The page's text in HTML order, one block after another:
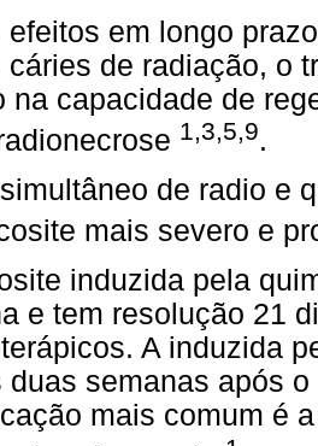
efeitos em longo
cáries de radiação, o
na capacidade de
1,3,5,9.
de radio e
mais severo e
induzida pela
e tem resolução 21
A induzida
duas semanas após
mais comum é